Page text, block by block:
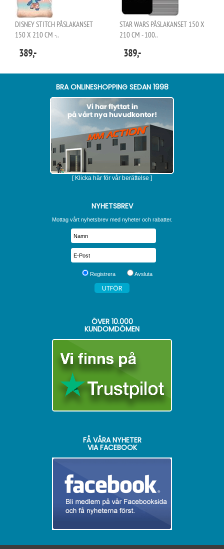
DISNEY STITCH PÅSLAKANSET
150 X 210 CM -..
389,-
STAR WARS PÅSLAKANSET 150 X
210 CM - 100..
389,-
BRA ONLINESHOPPING SEDAN 1998
[ Klicka här för vår berättelse ]
NYHETSBREV
Mottag vårt nyhetsbrev med nyheter och rabatter.
Registrera Avsluta
ÖVER 10.000
KUNDOMDÖMEN
FÅ VÅRA NYHETER
VIA FACEBOOK